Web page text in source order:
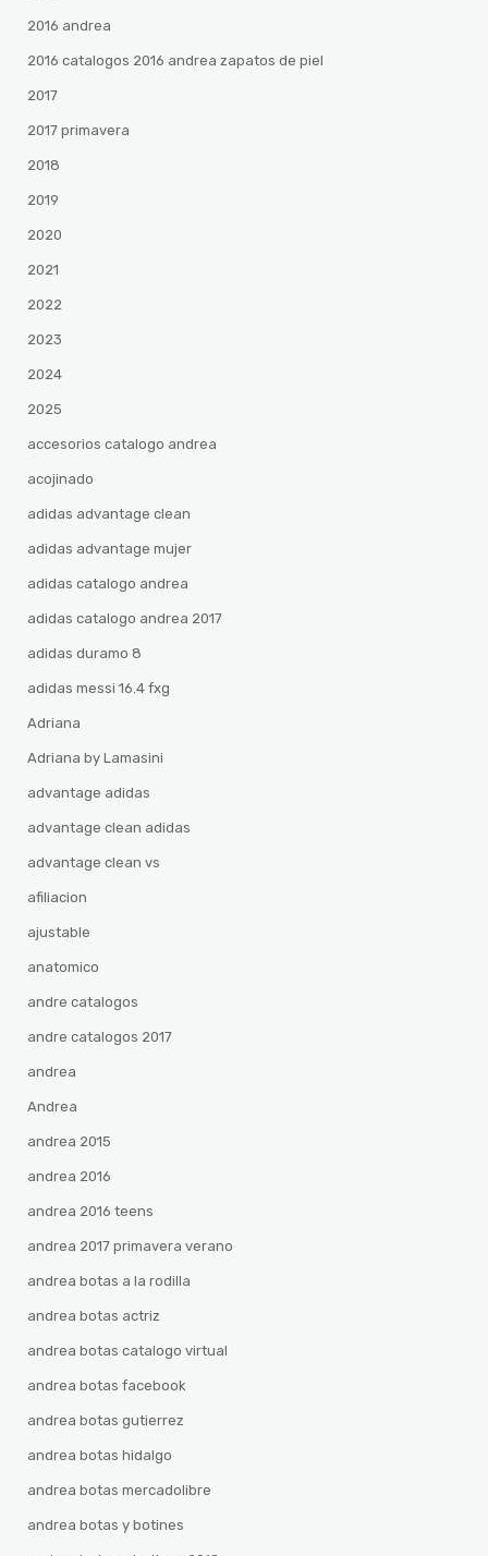
2016 andrea
2016 catalogos 2016 andrea zapatos de piel
2017
2017 primavera
2018
2019
2020
2021
2022
2023
2024
2025
accesorios catalogo andrea
acojinado
adidas advantage clean
adidas advantage mujer
adidas catalogo andrea
adidas catalogo andrea 2017
adidas duramo 8
adidas messi 16.4 fxg
Adriana
Adriana by Lamasini
advantage adidas
advantage clean adidas
advantage clean vs
afiliacion
ajustable
anatomico
andre catalogos
andre catalogos 2017
andrea
Andrea
andrea 2015
andrea 2016
andrea 2016 teens
andrea 2017 primavera verano
andrea botas a la rodilla
andrea botas actriz
andrea botas catalogo virtual
andrea botas facebook
andrea botas gutierrez
andrea botas hidalgo
andrea botas mercadolibre
andrea botas y botines